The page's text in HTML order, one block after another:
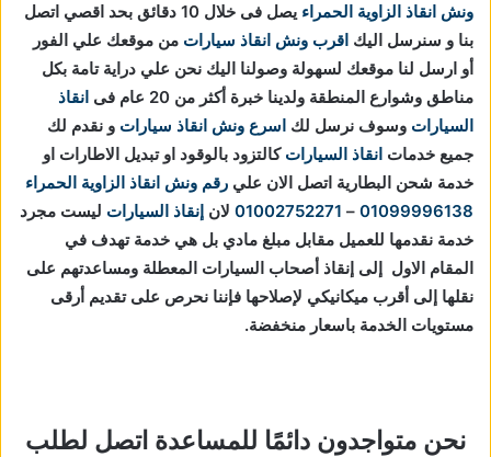
ونش انقاذ الزاوية الحمراء
يصل فى خلال 10 دقائق بحد اقصي اتصل
بنا و سنرسل اليك اقرب ونش انقاذ سيارات من موقعك علي الفور
أو ارسل لنا موقعك لسهولة وصولنا اليك نحن علي دراية تامة بكل
مناطق وشوارع المنطقة ولدينا خبرة أكثر من 20 عام فى
انقاذ
السيارات وسوف نرسل لك اسرع ونش انقاذ سيارات و نقدم لك
جميع خدمات انقاذ السيارات كالتزود بالوقود او تبديل الاطارات او
خدمة شحن البطارية اتصل الان علي رقم ونش انقاذ الزاوية الحمراء
01099996138
–
01002752271 لان إنقاذ السيارات ليست مجرد
خدمة نقدمها للعميل مقابل مبلغ مادي بل هي خدمة تهدف في
المقام الاول إلى إنقاذ أصحاب السيارات المعطلة ومساعدتهم على
نقلها إلى أقرب ميكانيكي لإصلاحها فإننا نحرص على تقديم أرقى
مستويات الخدمة باسعار منخفضة.
نحن متواجدون دائمًا للمساعدة اتصل لطلب